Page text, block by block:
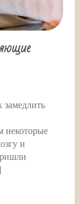
некоторые
и